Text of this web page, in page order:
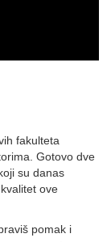
fakulteta
Gotovo dve
su danas
ove
pomak i